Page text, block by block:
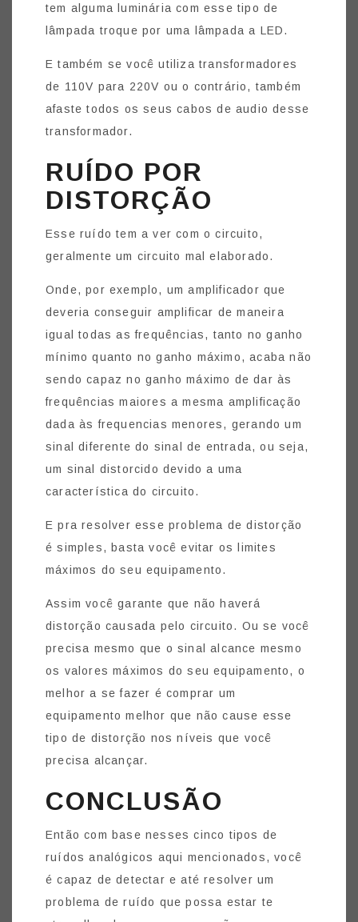
tem alguma luminária com esse tipo de
lâmpada troque por uma lâmpada a LED.
E também se você utiliza transformadores
de 110V para 220V ou o contrário, também
afaste todos os seus cabos de audio desse
transformador.
RUÍDO POR
DISTORÇÃO
Esse ruído tem a ver com o circuito,
geralmente um circuito mal elaborado.
Onde, por exemplo, um amplificador que
deveria conseguir amplificar de maneira
igual todas as frequências, tanto no ganho
mínimo quanto no ganho máximo, acaba não
sendo capaz no ganho máximo de dar às
frequências maiores a mesma amplificação
dada às frequencias menores, gerando um
sinal diferente do sinal de entrada, ou seja,
um sinal distorcido devido a uma
característica do circuito.
E pra resolver esse problema de distorção
é simples, basta você evitar os limites
máximos do seu equipamento.
Assim você garante que não haverá
distorção causada pelo circuito. Ou se você
precisa mesmo que o sinal alcance mesmo
os valores máximos do seu equipamento, o
melhor a se fazer é comprar um
equipamento melhor que não cause esse
tipo de distorção nos níveis que você
precisa alcançar.
CONCLUSÃO
Então com base nesses cinco tipos de
ruídos analógicos aqui mencionados, você
é capaz de detectar e até resolver um
problema de ruído que possa estar te